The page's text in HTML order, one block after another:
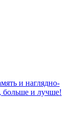
и наглядно-
больше и лучше!